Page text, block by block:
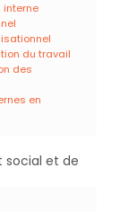
interne
du travail
des
en
social et de